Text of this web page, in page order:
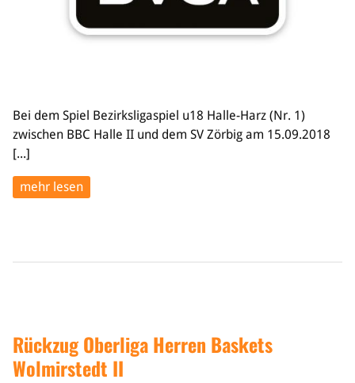
Bei dem Spiel Bezirksligaspiel u18 Halle-Harz (Nr. 1)
zwischen BBC Halle II und dem SV Zörbig am 15.09.2018
[...]
mehr lesen
Rückzug Oberliga Herren Baskets
Wolmirstedt II